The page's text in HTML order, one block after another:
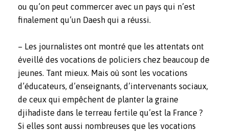
ou qu’on peut commercer avec un pays qui n’est
finalement qu’un Daesh qui a réussi.
– Les journalistes ont montré que les attentats ont
éveillé des vocations de policiers chez beaucoup de
jeunes. Tant mieux. Mais où sont les vocations
d’éducateurs, d’enseignants, d’intervenants sociaux,
de ceux qui empêchent de planter la graine
djihadiste dans le terreau fertile qu’est la France ?
Si elles sont aussi nombreuses que les vocations